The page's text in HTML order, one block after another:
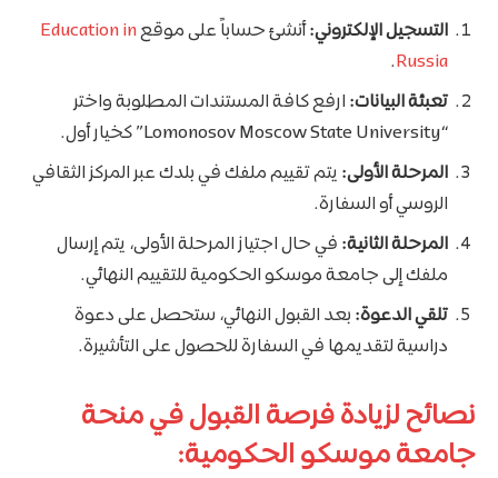
التسجيل الإلكتروني:أنشئ حساباً على موقعEducation in
Russia
.
تعبئة البيانات: ارفع كافة المستندات المطلوبة واختر
“Lomonosov Moscow State University” كخيار أول.
المرحلة الأولى: يتم تقييم ملفك في بلدك عبر المركز الثقافي
الروسي أو السفارة.
المرحلة الثانية: في حال اجتياز المرحلة الأولى، يتم إرسال
ملفك إلى جامعة موسكو الحكومية للتقييم النهائي.
تلقي الدعوة: بعد القبول النهائي، ستحصل على دعوة
دراسية لتقديمها في السفارة للحصول على التأشيرة.
نصائح لزيادة فرصة القبول في منحة
جامعة موسكو الحكومية: